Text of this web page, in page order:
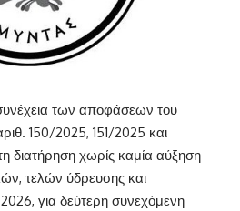
των αποφάσεων του
150/2025, 151/2025 και
διατήρηση χωρίς καμία αύξηση
τελών ύδρευσης και
για δεύτερη συνεχόμενη